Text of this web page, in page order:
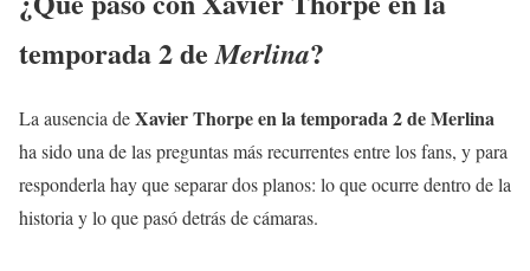
temporada 2 deMerlina?
La ausencia deXavier Thorpe en la temporada 2 de Merlina
ha sido una de las preguntas más recurrentes entre los fans, y para
responderla hay que separar dos planos: lo que ocurre dentro de la
historia y lo que pasó detrás de cámaras.